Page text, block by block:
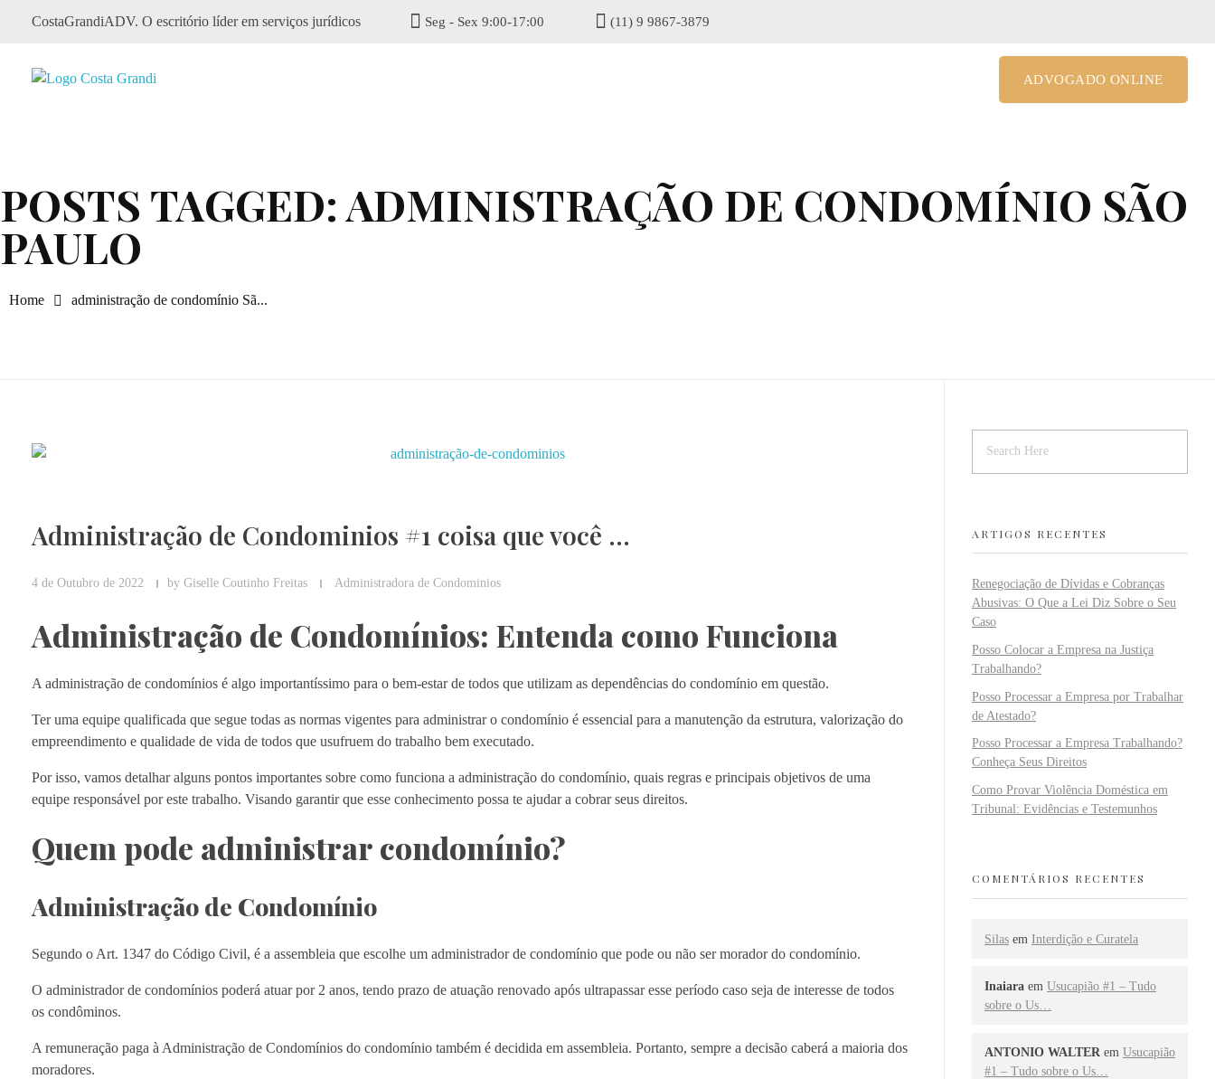
CostaGrandiADV. O escritório líder em serviços jurídicos Seg - Sex 9:00-17:00 (11) 9 9867-3879
ADVOGADO ONLINE
Home administração de condomínio Sã...
POSTS TAGGED: ADMINISTRAÇÃO DE CONDOMÍNIO SÃO
PAULO
Administração de Condominios #1 coisa que você …
4 de Outubro de 2022 by Giselle Coutinho Freitas Administradora de Condominios
Administração de Condomínios: Entenda como Funciona
A administração de condomínios é algo importantíssimo para o bem-estar de todos que utilizam as dependências do condomínio em questão.
Ter uma equipe qualificada que segue todas as normas vigentes para administrar o condomínio é essencial para a manutenção da estrutura, valorização do
empreendimento e qualidade de vida de todos que usufruem do trabalho bem executado.
Por isso, vamos detalhar alguns pontos importantes sobre como funciona a administração do condomínio, quais regras e principais objetivos de uma
equipe responsável por este trabalho. Visando garantir que esse conhecimento possa te ajudar a cobrar seus direitos.
Quem pode administrar condomínio?
Administração de Condomínio
Segundo o Art. 1347 do Código Civil, é a assembleia que escolhe um administrador de condomínio que pode ou não ser morador do condomínio.
O administrador de condomínios poderá atuar por 2 anos, tendo prazo de atuação renovado após ultrapassar esse período caso seja de interesse de todos
os condôminos.
A remuneração paga à Administração de Condomínios do condomínio também é decidida em assembleia. Portanto, sempre a decisão caberá a maioria dos
moradores.
ARTIGOS RECENTES
Renegociação de Dívidas e Cobranças
Abusivas: O Que a Lei Diz Sobre o Seu
Caso
Posso Colocar a Empresa na Justiça
Trabalhando?
Posso Processar a Empresa por Trabalhar
de Atestado?
Posso Processar a Empresa Trabalhando?
Conheça Seus Direitos
Como Provar Violência Doméstica em
Tribunal: Evidências e Testemunhos
COMENTÁRIOS RECENTES
Silas em Interdição e Curatela
Inaiara em Usucapião #1 – Tudo
sobre o Us…
ANTONIO WALTER em Usucapião
#1 – Tudo sobre o Us…